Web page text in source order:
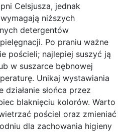
Celsjusza, jednak
niższych
detergentów
Po praniu ważne
pościeli; najlepiej suszyć ją
w suszarce bębnowej
Unikaj wystawiania
słońca przez
blaknięciu kolorów. Warto
pościel oraz zmieniać
dla zachowania higieny